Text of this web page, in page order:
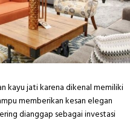
kayu jati karena dikenal memiliki
memberikan kesan elegan
dianggap sebagai investasi